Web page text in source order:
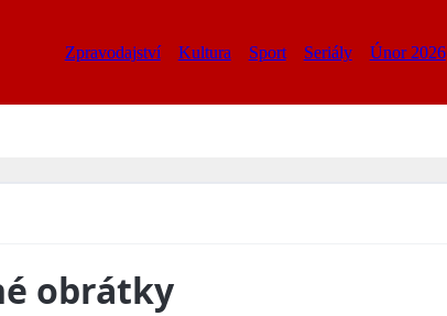
Zpravodajství Kultura Sport Seriály Únor 2026
obrátky